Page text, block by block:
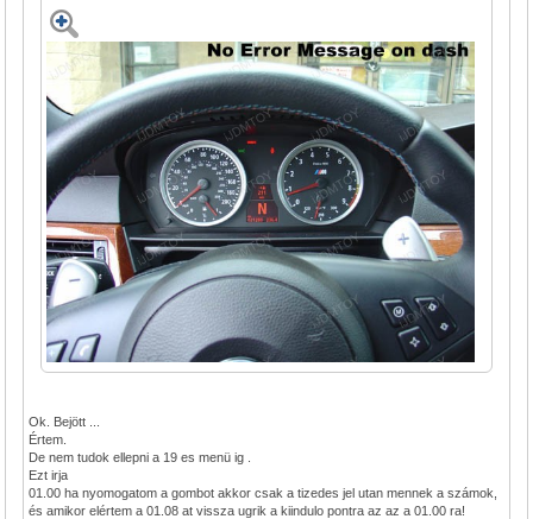
Ok. Bejött ...
Értem.
De nem tudok ellepni a 19 es menü ig .
Ezt irja
01.00 ha nyomogatom a gombot akkor csak a tizedes jel utan mennek a számok,
és amikor elértem a 01.08 at vissza ugrik a kiindulo pontra az az a 01.00 ra!